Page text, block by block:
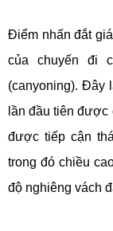
Điểm nhấn đắt
của chuyến đi
(canyoning). Đây
lần đầu tiên
được tiếp cận
trong đó chiều
độ nghiêng vách